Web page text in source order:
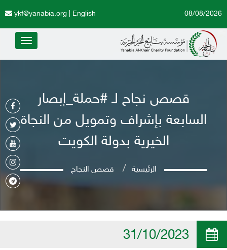
English
ykf@yanabia.org 08/08/2026
Toggle
قصص نجاح لـ #حملة_إبصار
السابعة بإشراف وتمويل من النجاة
الخيرية بدولة الكويت
الرئيسية قصص النجاح